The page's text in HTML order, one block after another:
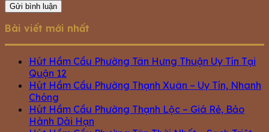
Bài viết mới nhất
Hút Hầm Cầu Phường Tân Hưng Thuận Uy Tín Tại
Quận 12
Hút Hầm Cầu Phường Thạnh Xuân – Uy Tín, Nhanh
Chóng
Hút Hầm Cầu Phường Thạnh Lộc – Giá Rẻ, Bảo
Hành Dài Hạn